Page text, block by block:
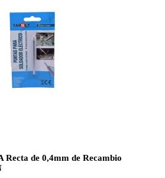
Recta de 0,4mm de Recambio